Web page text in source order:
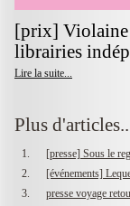
[prix] Violaine
librairies
Lire la suite...
Plus
[presse] Sous le
[événements]
presse voyage